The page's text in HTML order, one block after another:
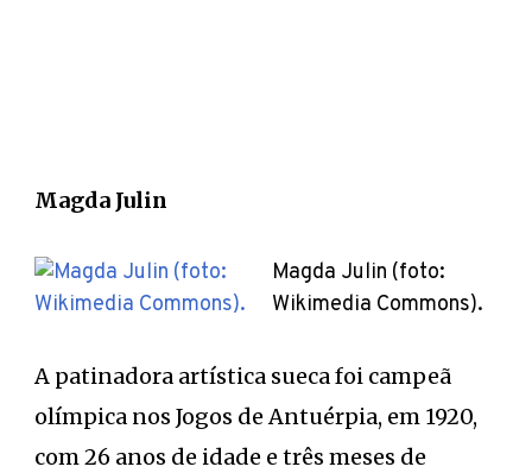
Magda Julin
Magda Julin (foto:
Wikimedia Commons).
A patinadora artística sueca foi campeã
olímpica nos Jogos de Antuérpia, em 1920,
com 26 anos de idade e três meses de